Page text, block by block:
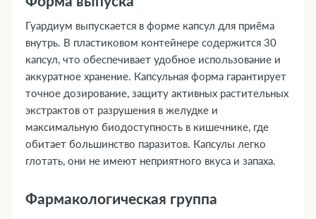
Гуардиум выпускается в форме капсул для приёма
внутрь. В пластиковом контейнере содержится 30
капсул, что обеспечивает удобное использование и
аккуратное хранение. Капсульная форма гарантирует
точное дозирование, защиту активных растительных
экстрактов от разрушения в желудке и
максимальную биодоступность в кишечнике, где
обитает большинство паразитов. Капсулы легко
глотать, они не имеют неприятного вкуса и запаха.
Фармакологическая группа